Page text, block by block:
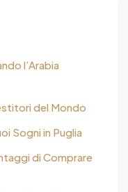
l’Arabia
del Mondo
Sogni in Puglia
di Comprare